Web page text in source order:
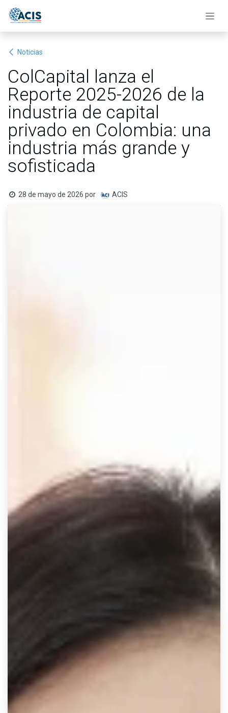
Noticias
ColCapital lanza el
Reporte 2025-2026 de la
industria de capital
privado en Colombia: una
industria más grande y
sofisticada
28 de mayo de 2026 por ACIS